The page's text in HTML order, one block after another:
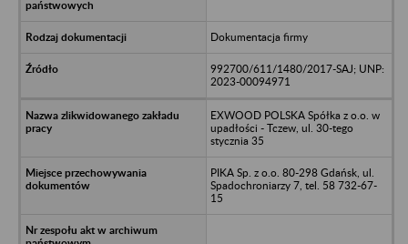
Dokumentacja firmy
992700/611/1480/2017-SAJ; UNP:
2023-00094971
EXWOOD POLSKA Spółka z o.o. w
upadłości - Tczew, ul. 30-tego
stycznia 35
PIKA Sp. z o.o. 80-298 Gdańsk, ul.
Spadochroniarzy 7, tel. 58 732-67-
15